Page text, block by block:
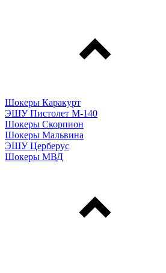
Шокеры Каракурт
ЭШУ Пистолет М-140
Шокеры Скорпион
Шокеры Мальвина
ЭШУ Церберус
Шокеры МВД